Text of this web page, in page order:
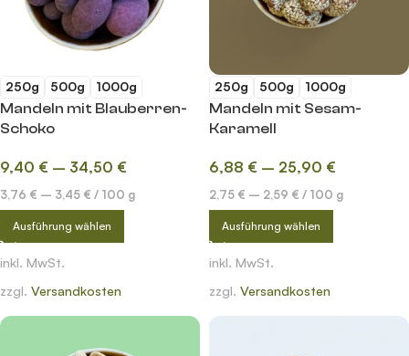
250g 500g 1000g
Mandeln mit Blauberren-
Schoko
9,40 € – 34,50 €
3,76 € – 3,45 € / 100 g
Ausführung wählen
inkl. MwSt.
zzgl. Versandkosten
250g 500g 1000g
Mandeln mit Sesam-
Karamell
6,88 € – 25,90 €
2,75 € – 2,59 € / 100 g
Ausführung wählen
inkl. MwSt.
zzgl. Versandkosten